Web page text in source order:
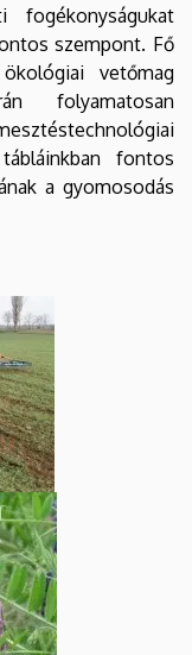
szempont. Fő
vetőmag
folyamatosan
fontos
a gyomosodás